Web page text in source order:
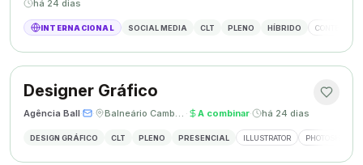
há 24 dias
INTERNACIONAL SOCIAL MEDIA CLT PLENO HÍBRIDO CONTENT
Designer Gráfico
Agência Ball· · Balneário Camboriú, SC · A combinar· há 24 dias
DESIGN GRÁFICO CLT PLENO PRESENCIAL ILLUSTRATOR PHOTOSHOP